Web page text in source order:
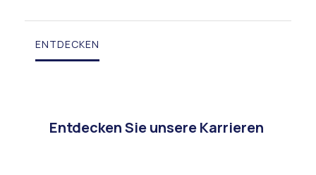
ENTDECKEN
Entdecken Sie unsere Karrieren